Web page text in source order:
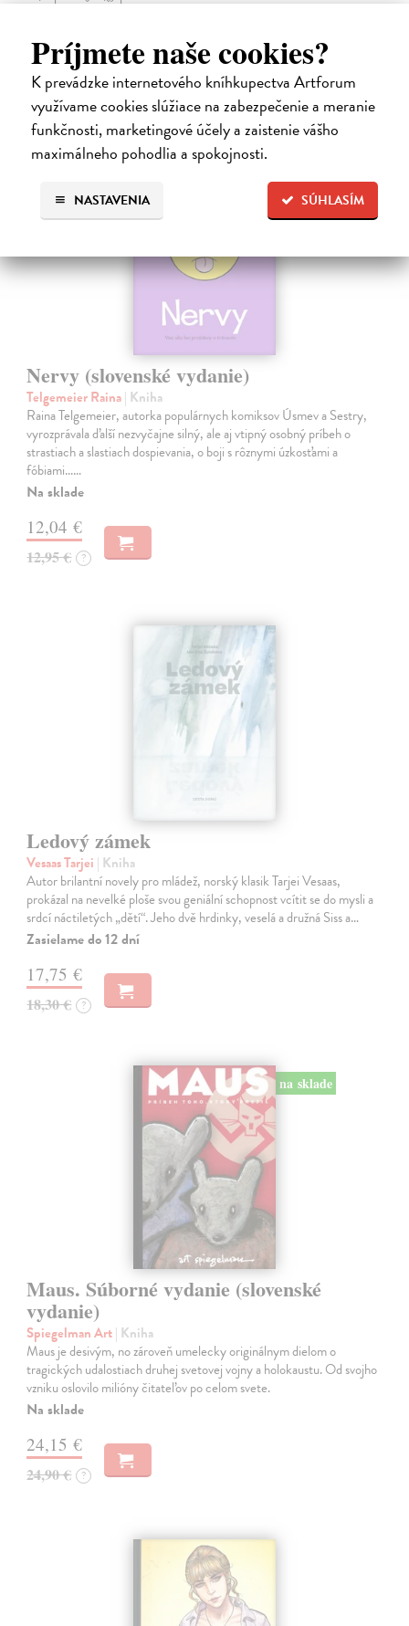
Príjmete naše cookies?
K prevádzke internetového kníhkupectva Artforum
využívame cookies slúžiace na zabezpečenie a meranie
funkčnosti, marketingové účely a zaistenie vášho
maximálneho pohodlia a spokojnosti.
SÚHLASÍM
NASTAVENIA
najnebezpečnejších…
9,45 €
9,95 € ?
Nervy (slovenské vydanie)
Telgemeier Raina| Kniha
Raina Telgemeier, autorka populárnych komiksov Úsmev a Sestry,
vyrozprávala ďalší nezvyčajne silný, ale aj vtipný osobný príbeh o
strastiach a slastiach dospievania, o boji s rôznymi úzkosťami a
fóbiami...…
Na sklade
12,04 €
12,95 € ?
Ledový zámek
Vesaas Tarjei | Kniha
Autor brilantní novely pro mládež, norský klasik Tarjei Vesaas,
prokázal na nevelké ploše svou geniální schopnost vcítit se do mysli a
srdcí náctiletých „dětí“. Jeho dvě hrdinky, veselá a družná Siss a…
Zasielame do 12 dní
17,75 €
18,30 € ?
na sklade
Maus. Súborné vydanie (slovenské
vydanie)
Spiegelman Art| Kniha
Maus je desivým, no zároveň umelecky originálnym dielom o
tragických udalostiach druhej svetovej vojny a holokaustu. Od svojho
vzniku oslovilo milióny čitateľov po celom svete.
Na sklade
24,15 €
24,90 € ?